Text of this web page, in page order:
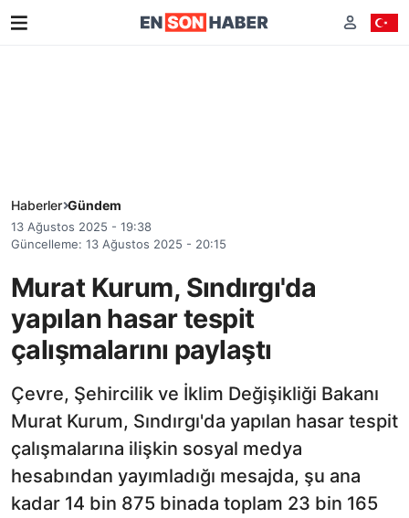
Haberler Gündem
13 Ağustos 2025 - 19:38
Güncelleme: 13 Ağustos 2025 - 20:15
Murat Kurum, Sındırgı'da
yapılan hasar tespit
çalışmalarını paylaştı
Çevre, Şehircilik ve İklim Değişikliği Bakanı
Murat Kurum, Sındırgı'da yapılan hasar tespit
çalışmalarına ilişkin sosyal medya
hesabından yayımladığı mesajda, şu ana
kadar 14 bin 875 binada toplam 23 bin 165